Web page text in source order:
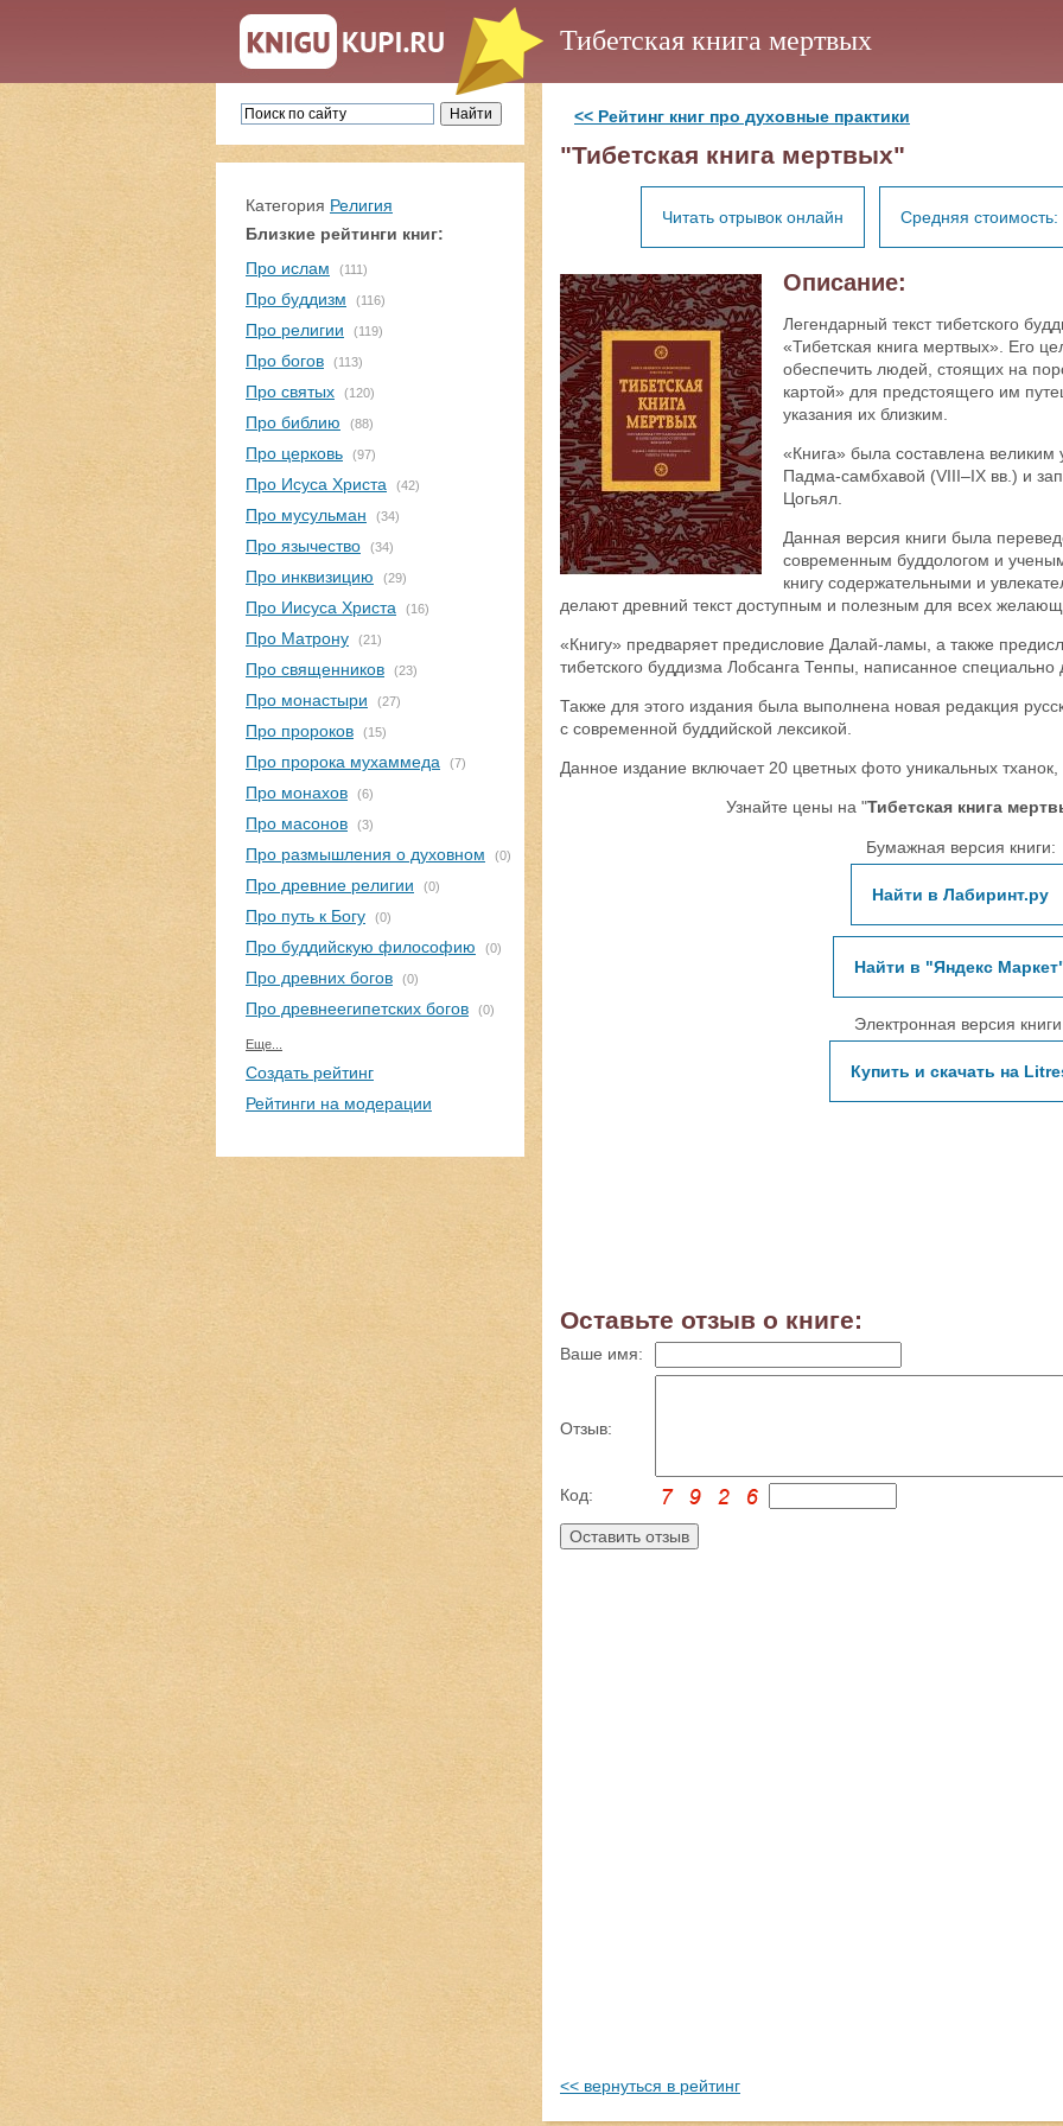
Тибетская книга мертвых
Категория Религия
Близкие рейтинги книг:
Про ислам
(111)
Про буддизм (116)
Про религии (119)
Про богов (113)
Про святых (120)
Про библию (88)
Про церковь (97)
Про Исуса Христа (42)
Про мусульман (34)
Про язычество (34)
Про инквизицию (29)
Про Иисуса Христа (16)
Про Матрону (21)
Про священников (23)
Про монастыри (27)
Про пророков (15)
Про пророка мухаммеда (7)
Про монахов (6)
Про масонов (3)
Про размышления о духовном (0)
Про древние религии (0)
Про путь к Богу (0)
Про буддийскую философию (0)
Про древних богов (0)
Про древнеегипетских богов (0)
Еще...
Создать рейтинг
Рейтинги на модерации
<< Рейтинг книг про духовные практики
"Тибетская книга мертвых"
Читать отрывок онлайн Средняя
Описание:
Легендарный текст тибетского
«Тибетская книга мертвых». Его
обеспечить людей, стоящих на
картой» для предстоящего им
указания их близким.
«Книга» была составлена великим
Падма-самбхавой (VIII–IX вв.) и
Цогьял.
Данная версия книги была
современным буддологом и
книгу содержательными и
делают древний текст доступным и полезным для всех
«Книгу» предваряет предисловие Далай-ламы, а также
тибетского буддизма Лобсанга Тенпы, написанное специально
Также для этого издания была выполнена новая редакция
с современной буддийской лексикой.
Данное издание включает 20 цветных фото уникальных
Узнайте цены на "Тибетская книга
Бумажная версия книги:
Найти в Лабиринт.ру
Найти в "Яндекс
Электронная версия
Купить и скачать на
Оставьте отзыв о книге:
Ваше имя:
Отзыв:
Код:
<< вернуться в рейтинг